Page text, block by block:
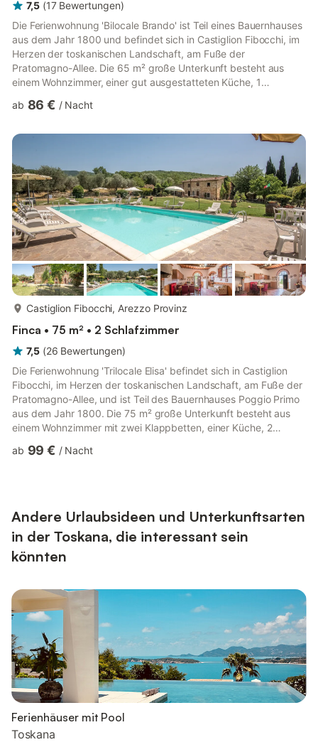
7,5 (17 Bewertungen)
Die Ferienwohnung 'Bilocale Brando' ist Teil eines Bauernhauses
aus dem Jahr 1800 und befindet sich in Castiglion Fibocchi, im
Herzen der toskanischen Landschaft, am Fuße der
Pratomagno-Allee. Die 65 m² große Unterkunft besteht aus
einem Wohnzimmer, einer gut ausgestatteten Küche, 1
Personen. Zu den Annehmlichkeiten vor Ort gehören
Babybett und ein Hochstuhl sind ebenfalls gegen Aufpreis
erhältlich. 2 Ventilatoren: ein Deckenventilator und ein tragbarer
Ventilator sind vorhanden. ...
ab 86 € / Nacht
Castiglion Fibocchi, Arezzo Provinz
Finca • 75 m² • 2 Schlafzimmer
7,5 (26 Bewertungen)
Die Ferienwohnung 'Trilocale Elisa' befindet sich in Castiglion
Fibocchi, im Herzen der toskanischen Landschaft, am Fuße der
Pratomagno-Allee, und ist Teil des Bauernhauses Poggio Primo
aus dem Jahr 1800. Die 75 m² große Unterkunft besteht aus
einem Wohnzimmer mit zwei Klappbetten, einer Küche, 2
Personen. Zur Ausstattung gehören außerdem Highspeed-Wi-Fi
ab 99 € / Nacht
Andere Urlaubsideen und Unterkunftsarten
in der Toskana, die interessant sein
könnten
Ferienhäuser mit Pool
Toskana